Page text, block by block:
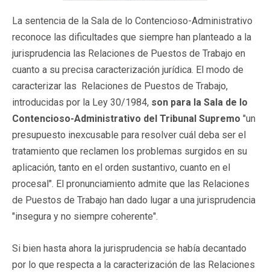
La sentencia de la Sala de lo Contencioso-Administrativo
reconoce las dificultades que siempre han planteado a la
jurisprudencia las Relaciones de Puestos de Trabajo en
cuanto a su precisa caracterización jurídica. El modo de
caracterizar las Relaciones de Puestos de Trabajo,
introducidas por la Ley 30/1984, son para la Sala de lo
Contencioso-Administrativo del Tribunal Supremo "un
presupuesto inexcusable para resolver cuál deba ser el
tratamiento que reclamen los problemas surgidos en su
aplicación, tanto en el orden sustantivo, cuanto en el
procesal". El pronunciamiento admite que las Relaciones
de Puestos de Trabajo han dado lugar a una jurisprudencia
"insegura y no siempre coherente".
Si bien hasta ahora la jurisprudencia se había decantado
por lo que respecta a la caracterización de las Relaciones